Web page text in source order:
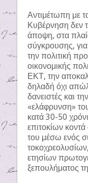
Αντιμέτωπη με
Κυβέρνηση δεν
άποψη, στα
σύγκρουσης, για
την πολιτική
οικονομικής
ΕΚΤ, την
δηλαδή όχι
δανειστές και
«ελάφρυνση»
κατά 30-50
επιτοκίων
του μέσω ενός
ετησίων
ξεπουλήματος